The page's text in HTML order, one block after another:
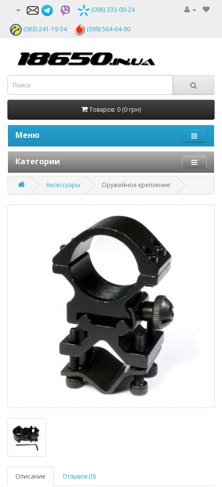
(098) 333-00-24
(063) 241-19-54 (099) 564-64-90
Товаров: 0 (0 грн)
Меню
Категории
Аксессуары Оружейное крепление
Описание Отзывов (0)